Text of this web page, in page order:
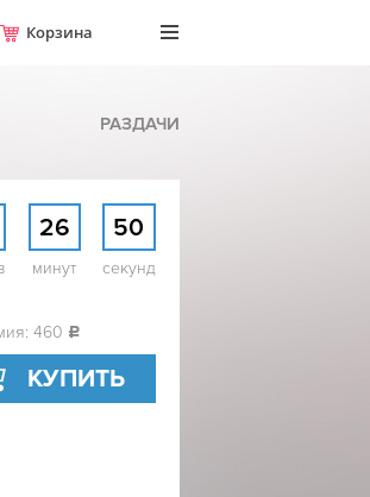
Корзина
РАЗДАЧИ
26
минут
50
секунд
460 c
КУПИТЬ